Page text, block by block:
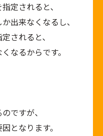
定されると、
出来なくなるし、
されると、
なるからです。
ですが、
となります。